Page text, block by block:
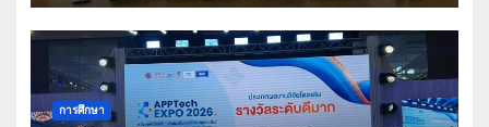
การศึกษา